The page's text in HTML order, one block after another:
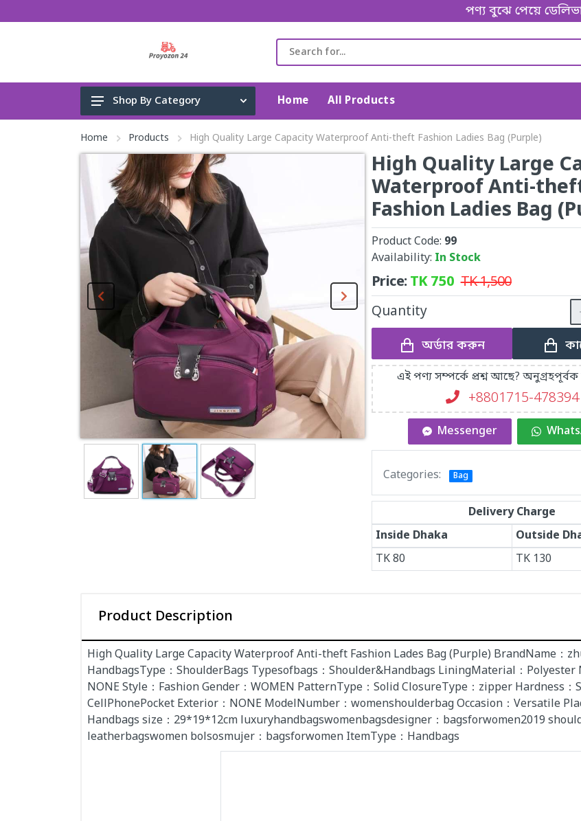
পণ্য বুঝে পেয়ে ডেলিভারি
Gadget & Electronics
Cleaning Supplies
Toys, Kids & Baby
Accessories
Home Appliance
Fashion & Lifestyle
Health & Beauty
View All Categories
Shop By Category Home All Products
Home Products High Quality Large Capacity Waterproof Anti-theft Fashion Ladies Bag (Purple)
High Quality Large
Waterproof Anti-
Fashion Ladies Bag
Product Code: 99
Availability: In Stock
Price:TK750 TK1,500
Quantity
অর্ডার করুন
এই পণ্য সম্পর্কে প্রশ্ন আছে?
+8801715-478394
Messenger
Categories: Bag
Delivery Charge
Inside Dhaka
Outside
TK80 TK 130
Product Description
High Quality Large Capacity Waterproof Anti-theft Fashion Lades Bag (Purple) BrandName：
HandbagsType：ShoulderBags Typesofbags：Shoulder&Handbags LiningMaterial：
NONE Style：Fashion Gender：WOMEN PatternType：Solid ClosureType：zipper Hardness
CellPhonePocket Exterior：NONE ModelNumber：womenshoulderbag Occasion：Versatile
Handbags size：29*19*12cm luxuryhandbagswomenbagsdesigner：bagsforwomen2019
leatherbagswomen bolsosmujer：bagsforwomen ItemType：Handbags